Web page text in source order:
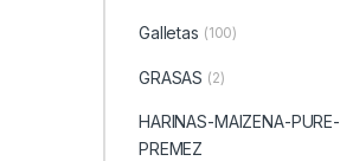
Galletas (100)
GRASAS (2)
HARINAS-MAIZENA-PURE-
PREMEZ